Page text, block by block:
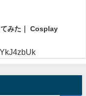
みた｜ Cosplay